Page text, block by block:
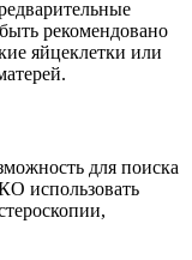
рекомендовано
яйцеклетки или
для поиска
использовать